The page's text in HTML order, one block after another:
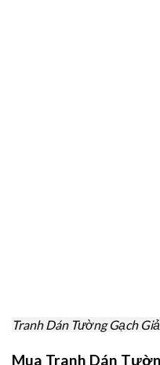
Tranh Dán Tường Gạch
Mua Tranh Dán